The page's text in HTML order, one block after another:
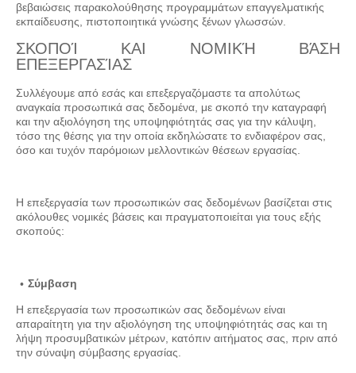
βεβαιώσεις παρακολούθησης προγραμμάτων επαγγελματικής
εκπαίδευσης, πιστοποιητικά γνώσης ξένων γλωσσών.
ΣΚΟΠΟΊ ΚΑΙ ΝΟΜΙΚΉ ΒΆΣΗ
ΕΠΕΞΕΡΓΑΣΊΑΣ
Συλλέγουμε από εσάς και επεξεργαζόμαστε τα απολύτως
αναγκαία προσωπικά σας δεδομένα, με σκοπό την καταγραφή
και την αξιολόγηση της υποψηφιότητάς σας για την κάλυψη,
τόσο της θέσης για την οποία εκδηλώσατε το ενδιαφέρον σας,
όσο και τυχόν παρόμοιων μελλοντικών θέσεων εργασίας.
Η επεξεργασία των προσωπικών σας δεδομένων βασίζεται στις
ακόλουθες νομικές βάσεις και πραγματοποιείται για τους εξής
σκοπούς:
Σύμβαση
Η επεξεργασία των προσωπικών σας δεδομένων είναι
απαραίτητη για την αξιολόγηση της υποψηφιότητάς σας και τη
λήψη προσυμβατικών μέτρων, κατόπιν αιτήματος σας, πριν από
την σύναψη σύμβασης εργασίας.